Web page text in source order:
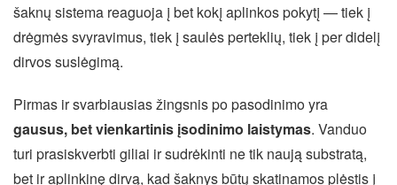
šaknų sistema reaguoja į bet kokį aplinkos pokytį — tiek į
drėgmės svyravimus, tiek į saulės perteklių, tiek į per didelį
dirvos suslėgimą.
Pirmas ir svarbiausias žingsnis po pasodinimo yra
gausus, bet vienkartinis įsodinimo laistymas. Vanduo
turi prasiskverbti giliai ir sudrėkinti ne tik naują substratą,
bet ir aplinkinę dirvą, kad šaknys būtų skatinamos plėstis į